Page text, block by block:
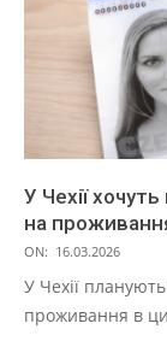
У Чехії
на
ON: 16.03.2026
У Чехії
проживання в